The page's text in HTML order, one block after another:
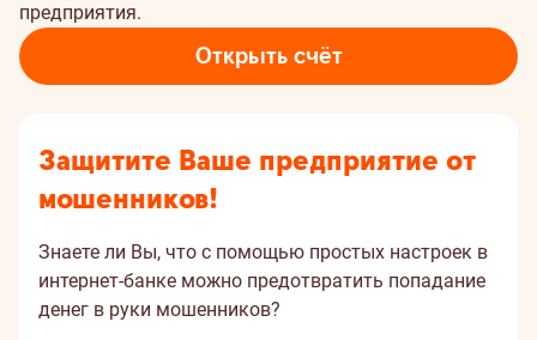
предприятия.
Открыть счёт
Защитите Ваше предприятие от
мошенников!
Знаете ли Вы, что с помощью простых настроек в
интернет-банке можно предотвратить попадание
денег в руки мошенников?